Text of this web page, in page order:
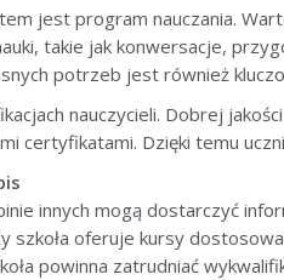
jest program nauczania.
takie jak konwersacje,
potrzeb jest również
nauczycieli. Dobrej
certyfikatami. Dzięki temu
innych mogą dostarczyć
szkoła oferuje kursy
powinna zatrudniać